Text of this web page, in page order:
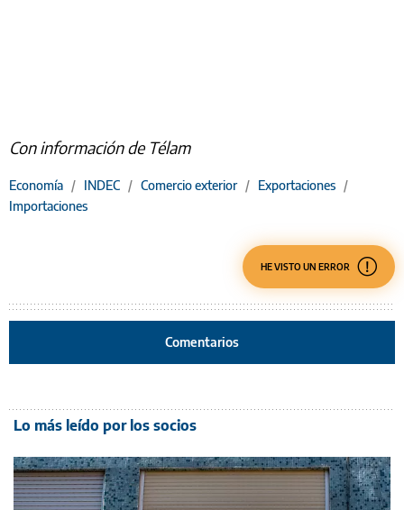
Con información de Télam
Economía / INDEC / Comercio exterior / Exportaciones /
Importaciones
HE VISTO UN ERROR
Comentarios
Lo más leído por los socios